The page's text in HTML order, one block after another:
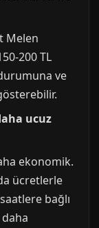
Melen
200 TL
ve
ucuz
ekonomik.
ücretlerle
bağlı